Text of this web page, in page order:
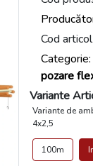
Cod
Categorie:
pozare
Variante
Variante de
4x2,5
100m